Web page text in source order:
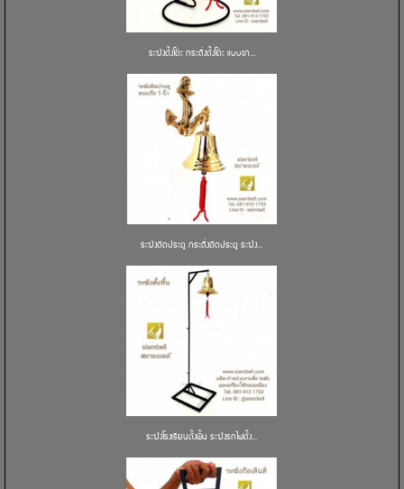
ระฆังตั้งโต๊ะ กระดิ่งตั้งโต๊ะ แบบขา...
ระฆังติดประตู กระดิ่งติดประตู ระฆัง...
ระฆังโรงเรียนตั้งพื้น ระฆังรถไฟตั้ง...